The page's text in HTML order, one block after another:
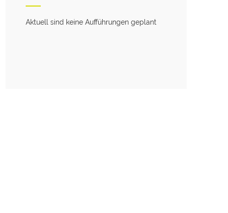
Aktuell sind keine Aufführungen geplant